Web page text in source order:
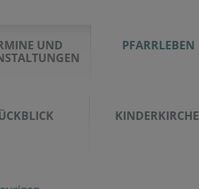
UND
PFARRLEBEN
KINDERKIRCHE